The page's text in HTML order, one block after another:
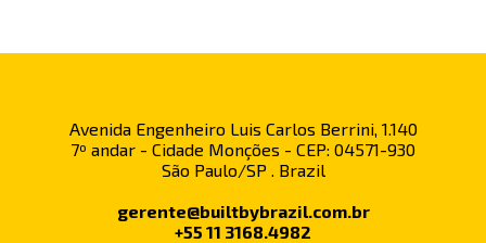
Avenida Engenheiro Luis Carlos Berrini, 1.140
7º andar - Cidade Monções - CEP: 04571-930
São Paulo/SP . Brazil
gerente@builtbybrazil.com.br
+55 11 3168.4982